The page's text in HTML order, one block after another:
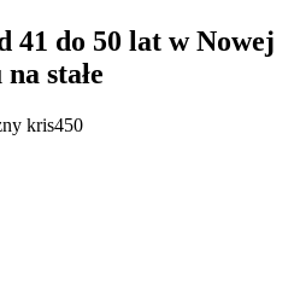
41 do 50 lat w Nowej
stałe